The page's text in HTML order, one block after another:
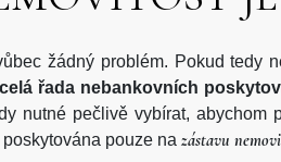
žádný problém. Pokud
celá řada nebankovních
nutné pečlivě vybírat, abychom
pouze na zástavu